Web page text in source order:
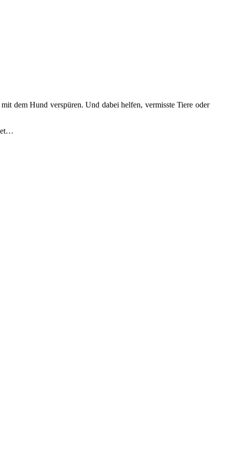
dem Hund verspüren. Und dabei helfen, vermisste Tiere oder